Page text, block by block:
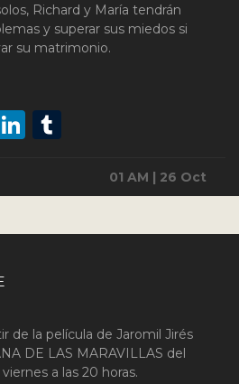
Richard y María tendrán
y superar sus miedos si
su matrimonio.
LinkedIn
01 AM | 26 Oct
de la película de Jaromil Jirés
DE LAS MARAVILLAS del
a las 20 horas.